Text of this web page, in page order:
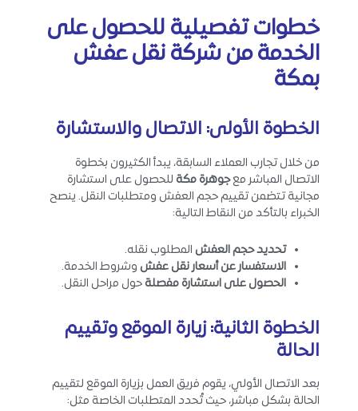
خطوات تفصيلية للحصول على
الخدمة من شركة نقل عفش
بمكة
الخطوة الأولى: الاتصال والاستشارة
من خلال تجارب العملاء السابقة، يبدأ الكثيرون بخطوة
الاتصال المباشر معجوهرة مكة للحصول على استشارة
مجانية تتضمن تقييم حجم العفش ومتطلبات النقل. ينصح
الخبراء بالتأكد من النقاط التالية:
تحديد حجم العفش المطلوب نقله.
الاستفسار عن أسعار نقل عفش وشروط الخدمة.
الحصول على استشارة مفصلة حول مراحل النقل.
الخطوة الثانية: زيارة الموقع وتقييم
الحالة
بعد الاتصال الأولي، يقوم فريق العمل بزيارة الموقع لتقييم
الحالة بشكل مباشر، حيث تُحدد المتطلبات الخاصة مثل: